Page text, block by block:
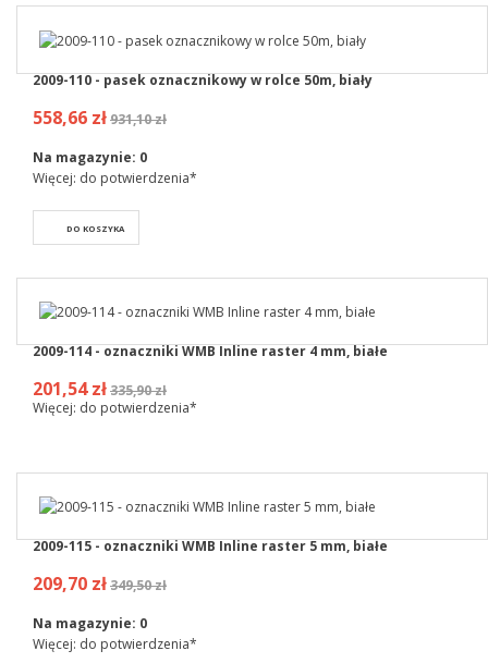
2009-110 - pasek oznacznikowy w rolce 50m, biały
558,66 zł931,10 zł
Na magazynie: 0
Więcej: do potwierdzenia*
DO KOSZYKA
2009-114 - oznaczniki WMB Inline raster 4 mm, białe
201,54 zł335,90 zł
Więcej: do potwierdzenia*
2009-115 - oznaczniki WMB Inline raster 5 mm, białe
209,70 zł349,50 zł
Na magazynie: 0
Więcej: do potwierdzenia*